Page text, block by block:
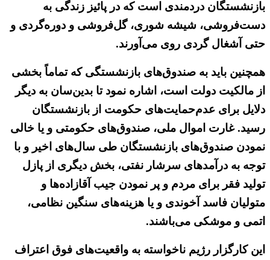
بازنشستگان دردمندی است که در پائیز زندگی به
دست‌فروشی، شیشه شوری، گل‌فروشی و دوره‌گردی و
حتی آشغال گردی روی می‌آورند.
همچنین باید به صندوق‌های بازنشستگی که تماماً بخشی
از مالکیت دولت است، اشاره نمود تا بدین‌سان به دیگر
دلایل برای عدم‌حمایت‌های حکومت از بازنشستگان
رسید. غارت اموال ملی، صندوق‌های حکومتی و یا خالی
نمودن صندوق‌های بازنشستگان طی سال‌های اخیر و با
توجه به درآمدهای سرشار نفتی، بخش دیگری از پازل
تولید فقر برای مردم و پر نمودن جیب آقازاده‌ها و
متولیان فاسد آخوندی و یا هزینه‌های سنگین نظامی،
اتمی و موشکی می‌باشند.
این کارگزار رژیم ناخواسته به واقعیت‌های فوق اعتراف